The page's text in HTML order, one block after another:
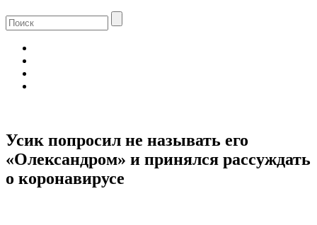
Усик попросил не называть его
«Олександром» и принялся рассуждать
о коронавирусе